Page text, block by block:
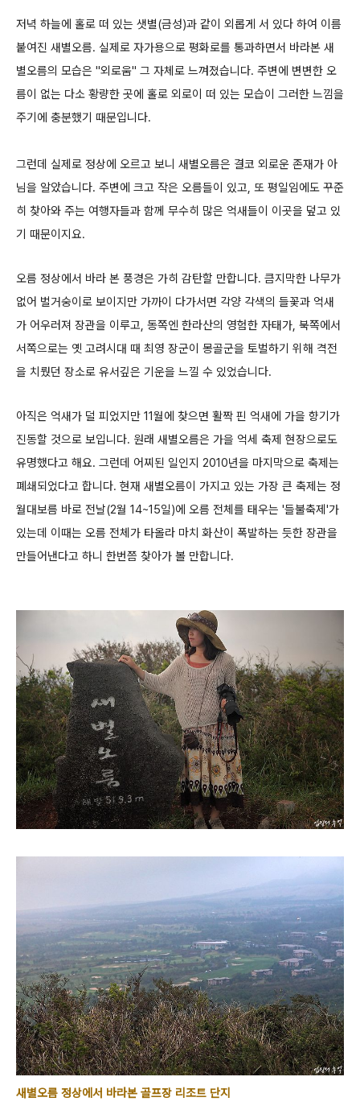
저녁 하늘에 홀로 떠 있는 샛별(금성)과 같이 외롭게 서 있다 하여 이름
붙여진 새별오름. 실제로 자가용으로 평화로를 통과하면서 바라본 새
별오름의 모습은 "외로움" 그 자체로 느껴졌습니다. 주변에 변변한 오
름이 없는 다소 황량한 곳에 홀로 외로이 떠 있는 모습이 그러한 느낌을
주기에 충분했기 때문입니다.
그런데 실제로 정상에 오르고 보니 새별오름은 결코 외로운 존재가 아
님을 알았습니다. 주변에 크고 작은 오름들이 있고, 또 평일임에도 꾸준
히 찾아와 주는 여행자들과 함께 무수히 많은 억새들이 이곳을 덮고 있
기 때문이지요.
오름 정상에서 바라 본 풍경은 가히 감탄할 만합니다. 큼지막한 나무가
없어 벌거숭이로 보이지만 가까이 다가서면 각양 각색의 들꽃과 억새
가 어우러져 장관을 이루고, 동쪽엔 한라산의 영험한 자태가, 북쪽에서
서쪽으로는 옛 고려시대 때 최영 장군이 몽골군을 토벌하기 위해 격전
을 치뤘던 장소로 유서깊은 기운을 느낄 수 있었습니다.
아직은 억새가 덜 피었지만 11월에 찾으면 활짝 핀 억새에 가을 향기가
진동할 것으로 보입니다. 원래 새별오름은 가을 억세 축제 현장으로도
유명했다고 해요. 그런데 어찌된 일인지 2010년을 마지막으로 축제는
폐쇄되었다고 합니다. 현재 새별오름이 가지고 있는 가장 큰 축제는 정
월대보름 바로 전날(2월 14~15일)에 오름 전체를 태우는 '들불축제'가
있는데 이때는 오름 전체가 타올라 마치 화산이 폭발하는 듯한 장관을
만들어낸다고 하니 한번쯤 찾아가 볼 만합니다.
새별오름 정상에서 바라본 골프장 리조트 단지